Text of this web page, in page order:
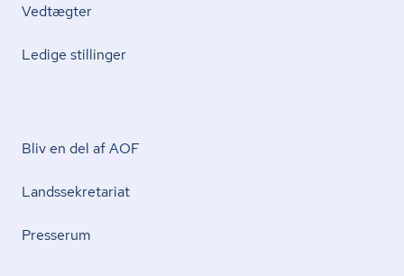
Vedtægter
Ledige stillinger
Bliv en del af AOF
Lands­se­kre­ta­ri­at
Presserum